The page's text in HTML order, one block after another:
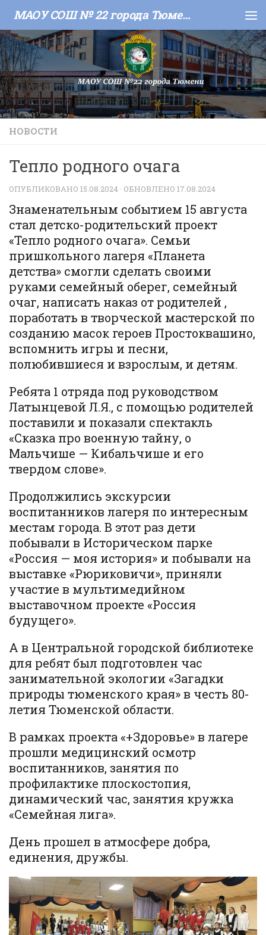
Skip to content МАОУ СОШ № 22 города Тюмени
НОВОСТИ
Тепло родного очага
ОПУБЛИКОВАНО 15.08.2024 · ОБНОВЛЕНО 17.08.2024
Знаменательным событием 15 августа
стал детско-родительский проект
«Тепло родного очага». Семьи
пришкольного лагеря «Планета
детства» смогли сделать своими
руками семейный оберег, семейный
очаг, написать наказ от родителей ,
поработать в творческой мастерской по
созданию масок героев Простоквашино,
вспомнить игры и песни,
полюбившиеся и взрослым, и детям.
Ребята 1 отряда под руководством
Латынцевой Л.Я., с помощью родителей
поставили и показали спектакль
«Сказка про военную тайну, о
Мальчише — Кибальчише и его
твердом слове».
Продолжились экскурсии
воспитанников лагеря по интересным
местам города. В этот раз дети
побывали в Историческом парке
«Россия — моя история» и побывали на
выставке «Рюриковичи», приняли
участие в мультимедийном
выставочном проекте «Россия
будущего».
А в Центральной городской библиотеке
для ребят был подготовлен час
занимательной экологии «Загадки
природы тюменского края» в честь 80-
летия Тюменской области.
В рамках проекта «+Здоровье» в лагере
прошли медицинский осмотр
воспитанников, занятия по
профилактике плоскостопия,
динамический час, занятия кружка
«Семейная лига».
День прошел в атмосфере добра,
единения, дружбы.